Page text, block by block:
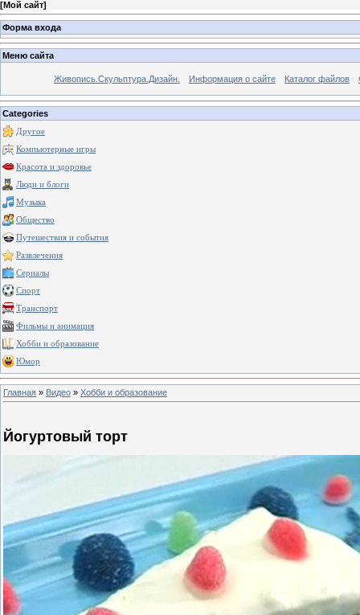
[Мой сайт]
Форма входа
Меню сайта
Живопись.Скульптура.Дизайн. Информация о сайте Каталог файлов
Categories
Другое
Компьютерные игры
Красота и здоровье
Люди и блоги
Музыка
Общество
Путешествия и события
Развлечения
Сериалы
Спорт
Транспорт
Фильмы и анимация
Хобби и образование
Юмор
Главная » Видео » Хобби и образование
Йогуртовый торт